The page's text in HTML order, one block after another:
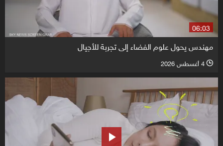
06:03
مهندس يحول علوم الفضاء إلى تجربة للأجيال
l 4 أغسطس 2026